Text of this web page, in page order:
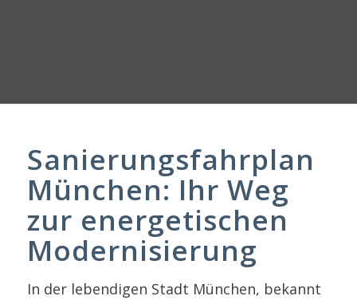
Sanierungsfahrplan
München: Ihr Weg
zur energetischen
Modernisierung
In der lebendigen Stadt München, bekannt